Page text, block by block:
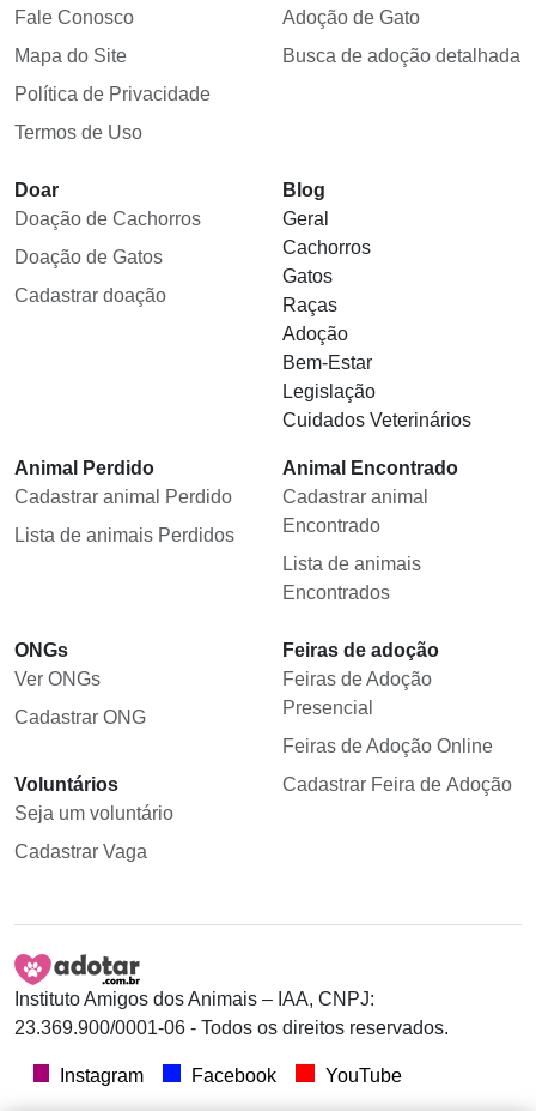
Fale Conosco
Mapa do Site
Política de Privacidade
Termos de Uso
Adoção de Gato
Busca de adoção detalhada
Doar
Doação de Cachorros
Doação de Gatos
Cadastrar doação
Blog
Geral
Cachorros
Gatos
Raças
Adoção
Bem-Estar
Legislação
Cuidados Veterinários
Animal Perdido
Cadastrar animal Perdido
Lista de animais Perdidos
Animal Encontrado
Cadastrar animal
Encontrado
Lista de animais
Encontrados
ONGs
Ver ONGs
Cadastrar ONG
Voluntários
Seja um voluntário
Cadastrar Vaga
Feiras de adoção
Feiras de Adoção
Presencial
Feiras de Adoção Online
Cadastrar Feira de Adoção
Instituto Amigos dos Animais – IAA, CNPJ:
23.369.900/0001-06 - Todos os direitos reservados.
Instagram Facebook YouTube